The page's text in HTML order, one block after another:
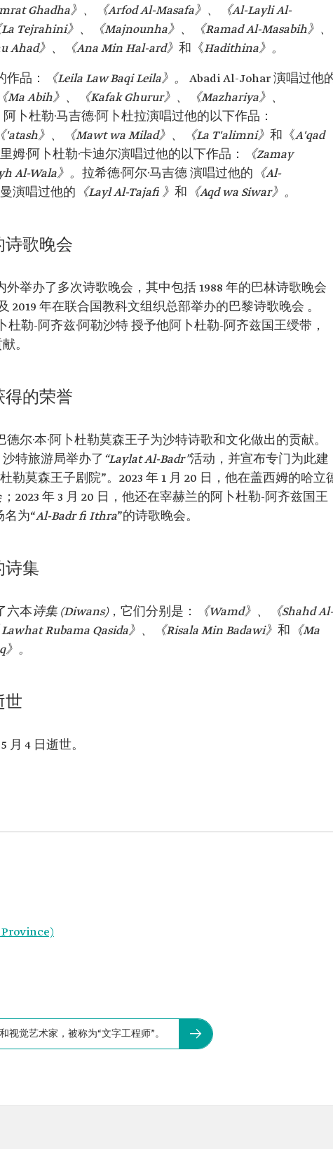
Ghadha》、《Arfod Al-Masafa》、《Al-Layli Al-
Tejrahini》、《Majnounha》、《Ramad Al-Masabih》、
Ahad》、《Ana Min Hal-ard》 和《Hadithina》。
作品： 《Leila Law Baqi Leila》。
Abadi Al-Johar 演唱过他
Ma Abih》、《Kafak Ghurur》、《Mazhariya》、
阿卜杜勒·马吉德·阿卜杜拉演唱过他的以下作品：
'atash》、《Mawt wa Milad》、《La T'alimni》 和《A'qad
姆·阿卜杜勒·卡迪尔演唱过他的以下作品：
《Zamay
Al-Wala》。 拉希德·阿尔·马吉德 演唱过他的 《Al-
演唱过他的 《Layl Al-Tajafi 》 和 《Aqd wa Siwar》。
诗歌晚会
外举办了多次诗歌晚会，其中包括 1988 年的巴林诗歌晚会
2019 年在联合国教科文组织总部举办的巴黎诗歌晚会 。
杜勒-阿齐兹·阿勒沙特 授予他阿卜杜勒-阿齐兹国王绶带，
。
得的荣誉
尔·本·阿卜杜勒莫森王子为沙特诗歌和文化做出的贡献。
特旅游局举办了 “Laylat Al-Badr”活动，并宣布专门为此建
勒莫森王子剧院”。2023 年 1 月 20 日，他在盖西姆的哈立
2023 年 3 月 20 日，他还在宰赫兰的阿卜杜勒-阿齐兹国王
为“Al-Badr fi Ithra”的诗歌晚会。
诗集
六本诗集 (Diwans)，它们分别是：
《Wamd》、《Shahd Al-
Rubama Qasida》、《Risala Min Badawi》 和 《Ma
。
世
月 4 日逝世。
视觉艺术家，被称为“文字工程师”。